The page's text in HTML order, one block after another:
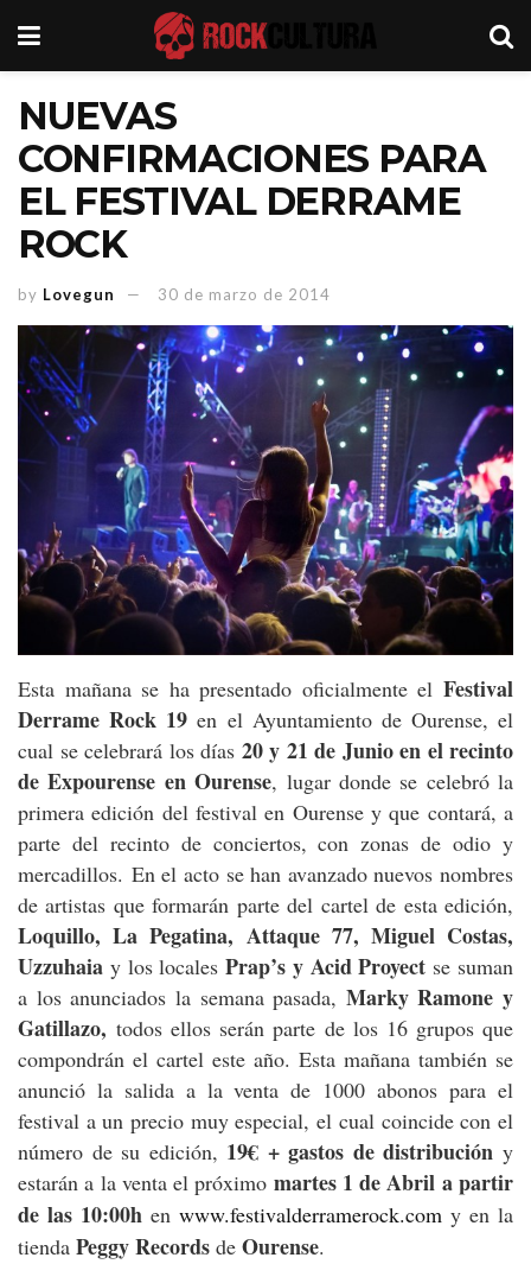
NUEVAS
CONFIRMACIONES PARA
EL FESTIVAL DERRAME
ROCK
by Lovegun 30 de marzo de 2014
Esta mañana se ha presentado oficialmente el Festival
Derrame Rock 19 en el Ayuntamiento de Ourense, el
cual se celebrará los días 20 y 21 de Junio en el recinto
de Expourense en Ourense, lugar donde se celebró la
primera edición del festival en Ourense y que contará, a
parte del recinto de conciertos, con zonas de odio y
mercadillos. En el acto se han avanzado nuevos nombres
de artistas que formarán parte del cartel de esta edición,
Loquillo, La Pegatina, Attaque 77, Miguel Costas,
Uzzuhaia y los localesPrap’s y Acid Proyect se suman
a los anunciados la semana pasada, Marky Ramone y
Gatillazo,todos ellos serán parte de los 16 grupos que
compondrán el cartel este año. Esta mañana también se
anunció la salida a la venta de 1000 abonos para el
festival a un precio muy especial, el cual coincide con el
número de su edición, 19€ + gastos de distribución y
estarán a la venta el próximo martes 1 de Abril a partir
de las 10:00h en www.festivalderramerock.com y en la
tienda Peggy Records de Ourense.